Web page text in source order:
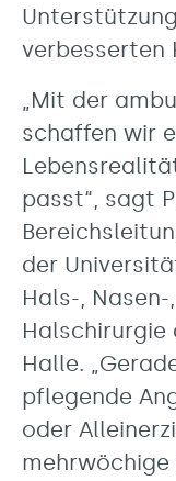
verbesserten
„Mit der
schaffen wir
passt“, sagt
der
Hals-,
Halschirurgie
Halle.
pflegende
oder